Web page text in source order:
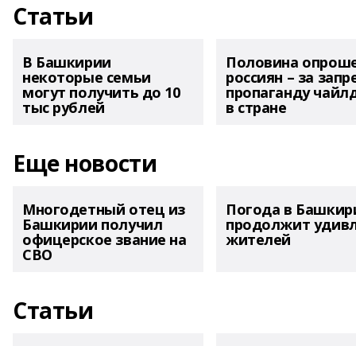
Статьи
В Башкирии
некоторые семьи
могут получить до 10
тыс рублей
Половина
россиян – за
пропаганду
в стране
Еще новости
Многодетный отец из
Башкирии получил
офицерское звание на
СВО
Погода в
продолжит
жителей
Статьи